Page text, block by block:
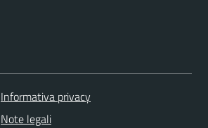
Informativa privacy
Note legali